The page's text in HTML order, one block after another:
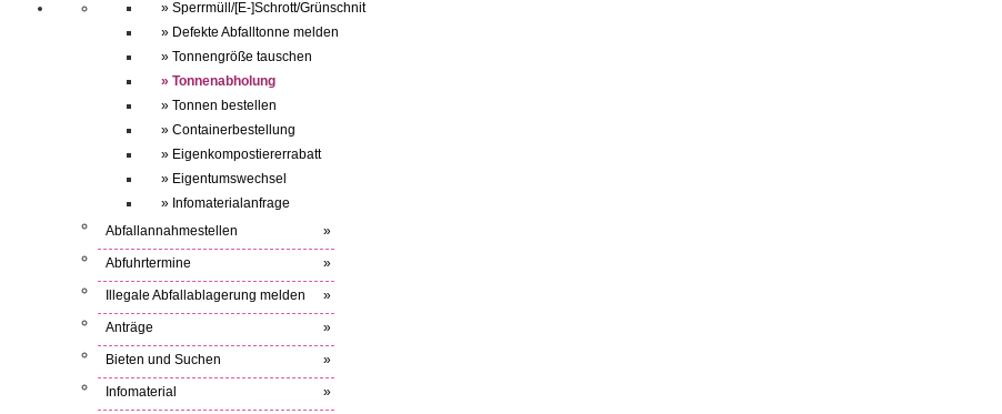
» Sperrmüll/[E-]Schrott/Grünschnit
» Defekte Abfalltonne melden
» Tonnengröße tauschen
» Tonnenabholung
» Tonnen bestellen
» Containerbestellung
» Eigenkompostiererrabatt
» Eigentumswechsel
» Infomaterialanfrage
Abfallannahmestellen
»
Abfuhrtermine »
Illegale Abfallablagerung melden »
Anträge »
Bieten und Suchen »
Infomaterial »